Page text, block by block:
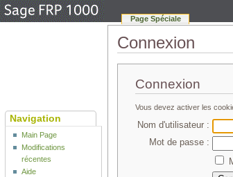
Connexion
Connexion
Vous devez activer les
Nom d'utilisateur :
Mot de passe :
Page Spéciale
Navigation
Main Page
Modifications
récentes
Aide